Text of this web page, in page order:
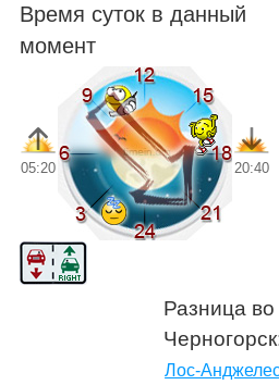
Время суток в данный
момент
05:20 20:40
Разница
Лос-